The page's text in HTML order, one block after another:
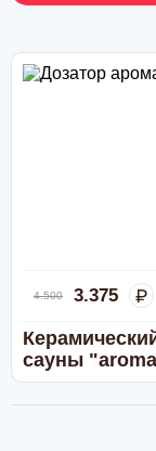
Тип
Московской
одну сторону.
Доставка
4.500 3.375
сауны